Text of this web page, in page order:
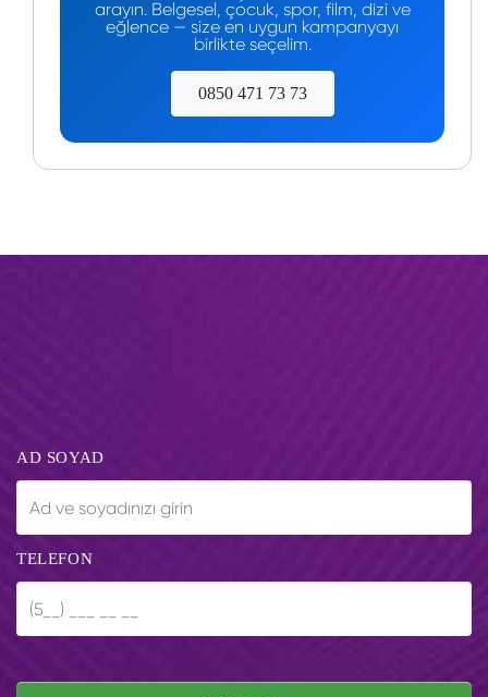
arayın. Belgesel, çocuk, spor, film, dizi ve
eğlence — size en uygun kampanyayı
birlikte seçelim.
0850 471 73 73
AD SOYAD
TELEFON